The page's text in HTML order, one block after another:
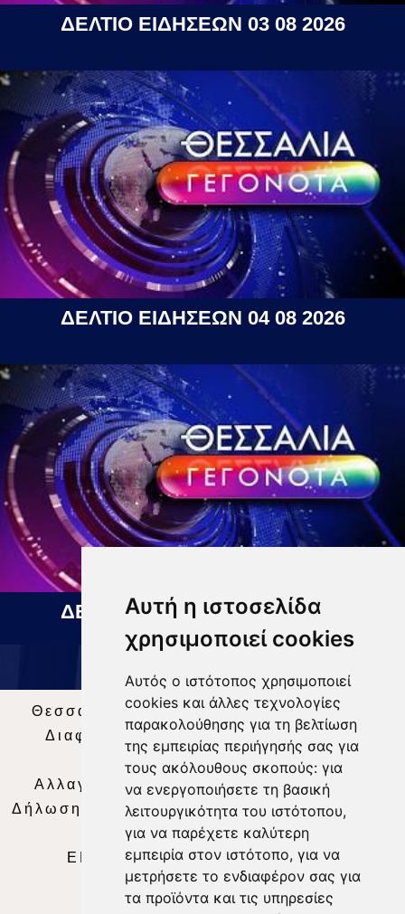
Αυτή η ιστοσελίδα
χρησιμοποιεί cookies
Αυτός ο ιστότοπος χρησιμοποιεί
cookies και άλλες τεχνολογίες
παρακολούθησης για τη βελτίωση
της εμπειρίας περιήγησής σας για
τους ακόλουθους σκοπούς: για
να ενεργοποιήσετε τη βασική
λειτουργικότητα του ιστότοπου,
για να παρέχετε καλύτερη
εμπειρία στον ιστότοπο, για να
μετρήσετε το ενδιαφέρον σας για
τα προϊόντα και τις υπηρεσίες
ΔΕΛΤΙΟ ΕΙΔΗΣΕΩΝ 03 08 2026
ΔΕΛΤΙΟ ΕΙΔΗΣΕΩΝ 04 08 2026
ΔΕΛΤΙΟ ΕΙΔΗΣΕΩΝ 05 08 2026
Θεσσαλία Τηλεόραση|SNG Services
Διαφήμιση | Όροι Χρήσης |Δήλωση
Απορρήτου |
Περιεχόμενο
Αλλαγή Προτιμήσεων για τα Cookies
Δήλωση συμμόρφωσης με τη σύσταση (ΕΕ)
2018/334|Ταυτότητα
ΕΝΗΜΕΡΩΣΗ |WEB TV| LIVE